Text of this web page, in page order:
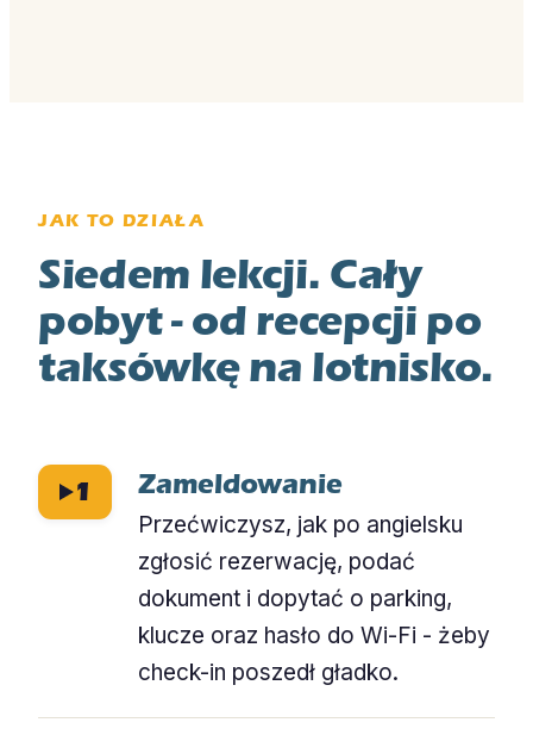
JAK TO DZIAŁA
Siedem lekcji. Cały
pobyt - od recepcji po
taksówkę na lotnisko.
1 Zameldowanie
Przećwiczysz, jak po angielsku
zgłosić rezerwację, podać
dokument i dopytać o parking,
klucze oraz hasło do Wi-Fi - żeby
check-in poszedł gładko.